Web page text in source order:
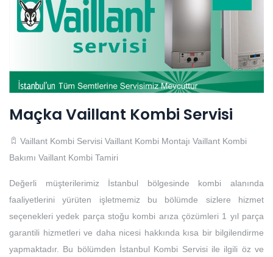
Maçka Vaillant Kombi Servisi
Vaillant Kombi Servisi Vaillant Kombi Montajı Vaillant Kombi
Bakımı Vaillant Kombi Tamiri
Değerli müşterilerimiz İstanbul bölgesinde kombi alanında
faaliyetlerini yürüten işletmemiz bu bölümde sizlere hizmet
seçenekleri yedek parça stoğu kombi arıza çözümleri 1 yıl parça
garantili hizmetleri ve daha nicesi hakkında kısa bir bilgilendirme
yapmaktadır. Bu bölümden İstanbul Kombi Servisi ile ilgili öz ve